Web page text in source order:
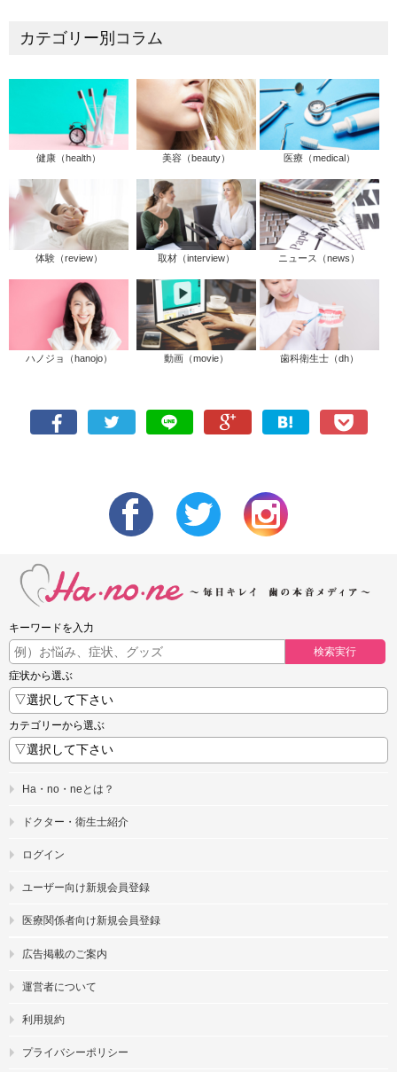
カテゴリー別コラム
健康（health） 美容（beauty） 医療（medical）
体験（review） 取材（interview） ニュース（news）
ハノジョ（hanojo） 動画（movie） 歯科衛生士（dh）
キーワードを入力
検索実行
症状から選ぶ
カテゴリーから選ぶ
Ha・no・neとは？
ドクター・衛生士紹介
ログイン
ユーザー向け新規会員登録
医療関係者向け新規会員登録
広告掲載のご案内
運営者について
利用規約
プライバシーポリシー